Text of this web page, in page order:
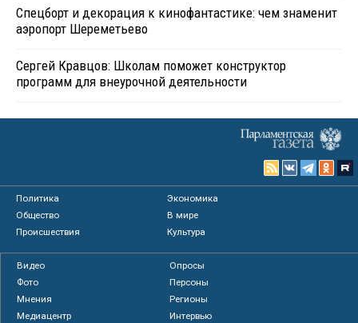
Спецборт и декорация к кинофантастике: чем знаменит
аэропорт Шереметьево
Сергей Кравцов: Школам поможет конструктор
программ для внеурочной деятельности
Политика
Экономика
Общество
В мире
Происшествия
Культура
Видео
Опросы
Фото
Персоны
Мнения
Регионы
Медиацентр
Интервью